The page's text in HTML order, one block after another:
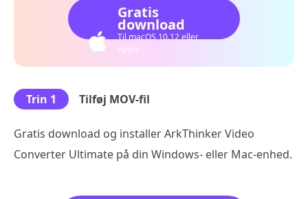
Gratis
download
Til macOS 10.12 eller
nyere
Trin 1 Tilføj MOV-fil
Gratis download og installer ArkThinker Video
Converter Ultimate på din Windows- eller Mac-enhed.